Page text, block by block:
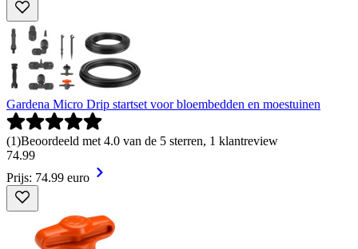
Gardena Micro Drip startset voor bloembedden en moestuinen
(1)Beoordeeld met 4.0 van de 5 sterren, 1 klantreview
74.99
Prijs: 74.99 euro